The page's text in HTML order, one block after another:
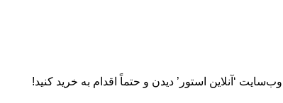
‘آنلاین استور’ دیدن و حتماً اقدام به خرید کنید!